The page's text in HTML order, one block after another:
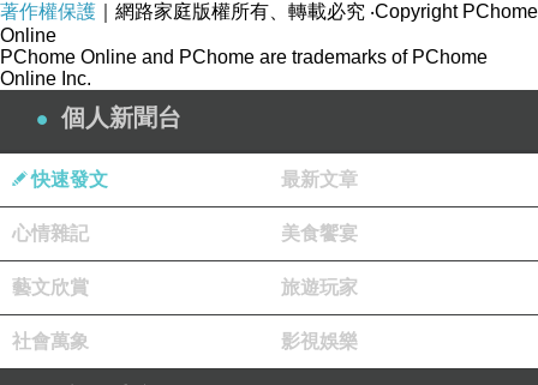
著作權保護 ｜網路家庭版權所有、轉載必究 ‧Copyright PChome
Online
PChome Online and PChome are trademarks of PChome
Online Inc.
個人新聞台
快速發文 最新文章
心情雜記 美食饗宴
藝文欣賞 旅遊玩家
社會萬象 影視娛樂